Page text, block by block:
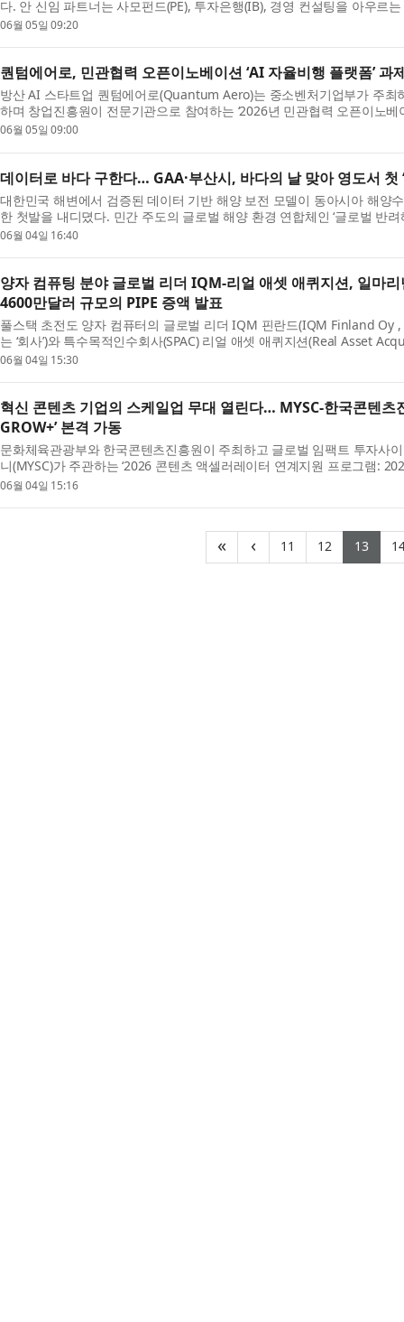
다. 안 신임 파트너는 사모펀드(PE), 투자은행(IB), 경영 컨설팅을 아우르
보...
06월 05일 09:20
퀀텀에어로, 민관협력 오픈이노베이션 ‘AI 자율비행 플랫폼’ 과
방산 AI 스타트업 퀀텀에어로(Quantum Aero)는 중소벤처기업부가 주최
하며 창업진흥원이 전문기관으로 참여하는 ‘2026년 민관협력 오픈이노
과제에 선...
06월 05일 09:00
데이터로 바다 구한다… GAA·부산시, 바다의 날 맞아 영도서 첫
대한민국 해변에서 검증된 데이터 기반 해양 보전 모델이 동아시아 해양
한 첫발을 내디뎠다. 민간 주도의 글로벌 해양 환경 연합체인 ‘글로벌 반
Beac...
06월 04일 16:40
양자 컴퓨팅 분야 글로벌 리더 IQM-리얼 애셋 애퀴지션, 일마
4600만달러 규모의 PIPE 증액 발표
풀스택 초전도 양자 컴퓨터의 글로벌 리더 IQM 핀란드(IQM Finland Oy ,
는 ‘회사’)와 특수목적인수회사(SPAC) 리얼 애셋 애퀴지션(Real Asset
‘...
06월 04일 15:30
혁신 콘텐츠 기업의 스케일업 무대 열린다… MYSC-한국콘텐
GROW+’ 본격 가동
문화체육관광부와 한국콘텐츠진흥원이 주최하고 글로벌 임팩트 투자사
니(MYSC)가 주관하는 ‘2026 콘텐츠 액셀러레이터 연계지원 프로그램:
참여 기업 9...
06월 04일 15:16
« ‹ 11 (current)
12(current)
13